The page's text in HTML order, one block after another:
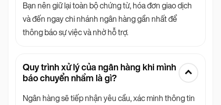
Bạn nên giữ lại toàn bộ chứng từ, hóa đơn giao dịch
và đến ngay chi nhánh ngân hàng gần nhất để
thông báo sự việc và nhờ hỗ trợ.
Quy trình xử lý của ngân hàng khi mình
báo chuyển nhầm là gì?
Ngân hàng sẽ tiếp nhận yêu cầu, xác minh thông tin